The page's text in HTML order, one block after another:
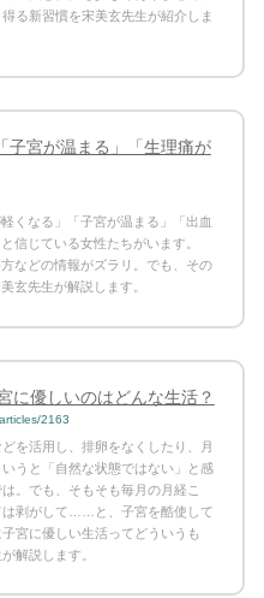
る新習慣を宋美玄先生が紹介しま
子宮が温まる」「生理痛が
くなる」「子宮が温まる」「出血
信じている女性たちがいます。
などの情報がズラリ。でも、その
先生が解説します。
に優しいのはどんな生活？
2163
を活用し、排卵をなくしたり、月
うと「自然な状態ではない」と感
。でも、そもそも毎月の月経こ
は剥がして……と、子宮を酷使して
宮に優しい生活ってどういうも
解説します。